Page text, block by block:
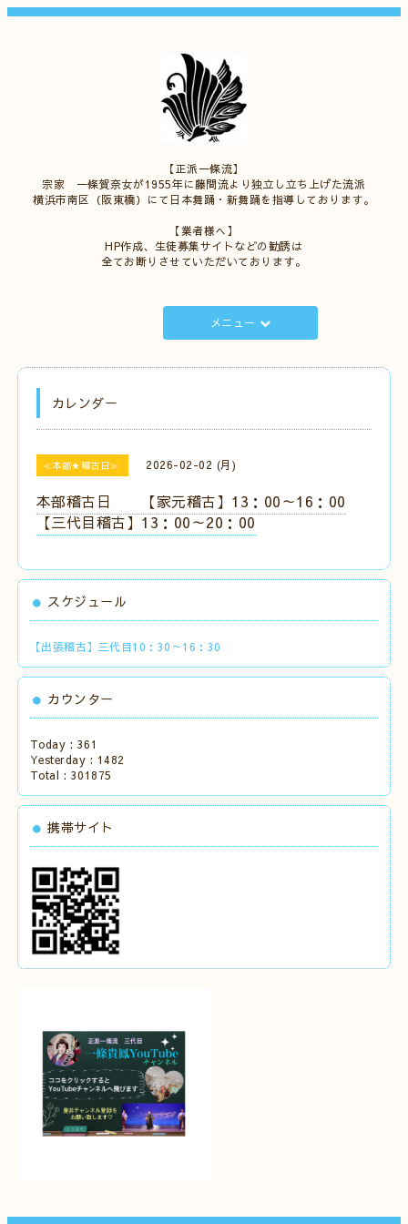
【正派一條流】
宗家 一條賀奈女が1955年に藤間流より独立し立ち上げた流派
横浜市南区（阪東橋）にて日本舞踊・新舞踊を指導しております。
【業者様へ】
HP作成、生徒募集サイトなどの勧誘は
全てお断りさせていただいております。
メニュー
カレンダー
≪本部★稽古日≫ 2026-02-02 (月)
本部稽古日 【家元稽古】13：00～16：00
【三代目稽古】13：00～20：00
スケジュール
【出張稽古】三代目10：30～16：30
カウンター
Today : 361
Yesterday : 1482
Total : 301875
携帯サイト